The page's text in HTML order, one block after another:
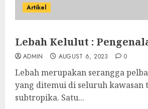
Artikel
Lebah Kelulut :
ADMIN AUGUST 6, 2023 0
Lebah merupakan serangga
yang ditemui di seluruh kawasan
subtropika. Satu...